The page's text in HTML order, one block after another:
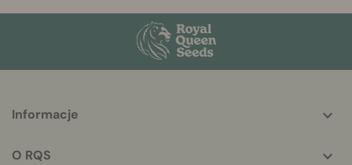
helpful
Informacje
O RQS